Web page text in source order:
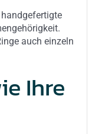
auch einzeln
Ihre